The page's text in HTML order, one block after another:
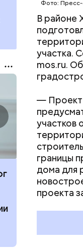
День
День
праздники
и мире 4
Фото: Пресс-
В районе
участка.
mos.ru.
— Проект
участков
границы
дома для
проекта